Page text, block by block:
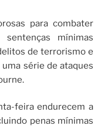
para combater
mínimas
de terrorismo e
série de ataques
feira endurecem a
penas mínimas